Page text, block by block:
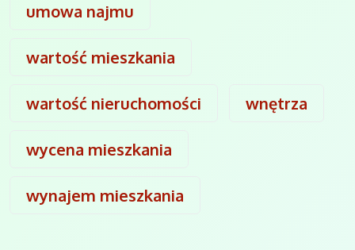
umowa najmu
wartość mieszkania
wartość nieruchomości wnętrza
wycena mieszkania
wynajem mieszkania